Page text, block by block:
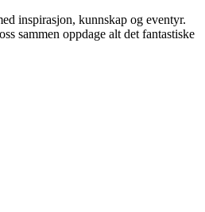
inspirasjon, kunnskap og eventyr.
sammen oppdage alt det fantastiske